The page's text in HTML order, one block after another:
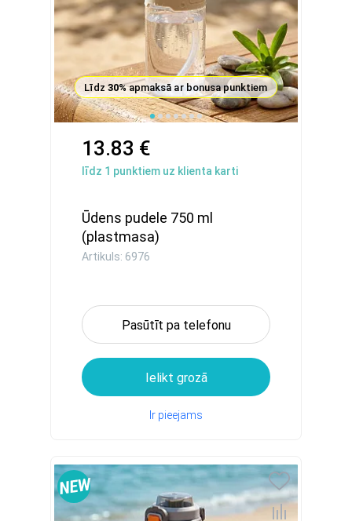
Līdz 30%apmaksā ar bonusa punktiem
13.83 €
līdz 1 punktiem uz klienta karti
Ūdens pudele 750 ml
(plastmasa)
Artikuls: 6976
Pasūtīt pa telefonu
Ielikt grozā
Ir pieejams